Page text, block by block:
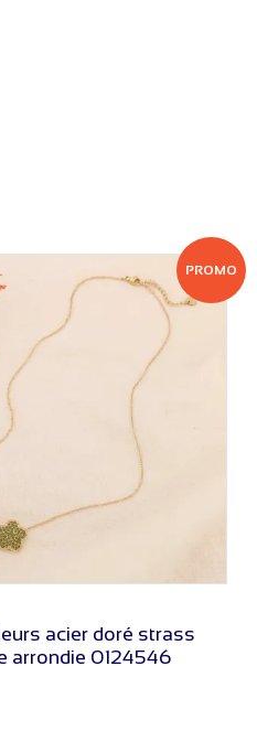
acier doré strass
arrondie 0124546
PROMO